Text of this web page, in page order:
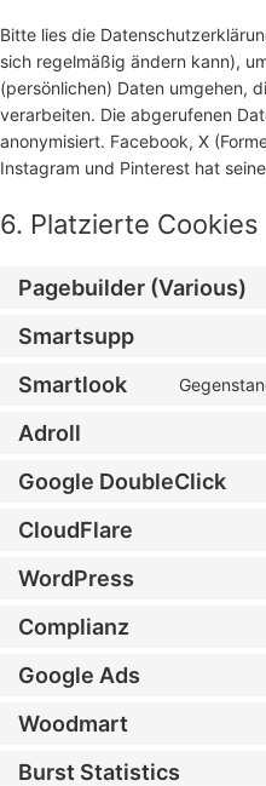
Bitte lies die
sich regelmäßig ändern kann),
(persönlichen) Daten umgehen,
verarbeiten. Die abgerufenen
anonymisiert. Facebook, X
Instagram und Pinterest hat
6. Platzierte Cookies
Pagebuilder (Various)
Smartsupp
Smartlook
Adroll
Google DoubleClick
CloudFlare
WordPress
Complianz
Google Ads
Woodmart
Burst Statistics